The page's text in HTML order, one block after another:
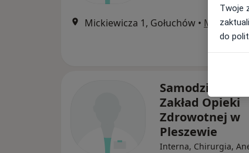
Mickiewicza 1, Gołuchów • Mapa
Samodzielny
Zakład Opieki
Zdrowotnej w
Pleszewie
Interna, Chirurgia,
Twoje
do